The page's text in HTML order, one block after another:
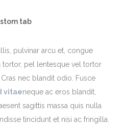
tab
pulvinar arcu et, congue
tortor, pel lentesque vel tortor
nec blandit odio. Fusce
vitaeneque ac eros blandit,
sagittis massa quis nulla
tincidunt et nisi ac fringilla.